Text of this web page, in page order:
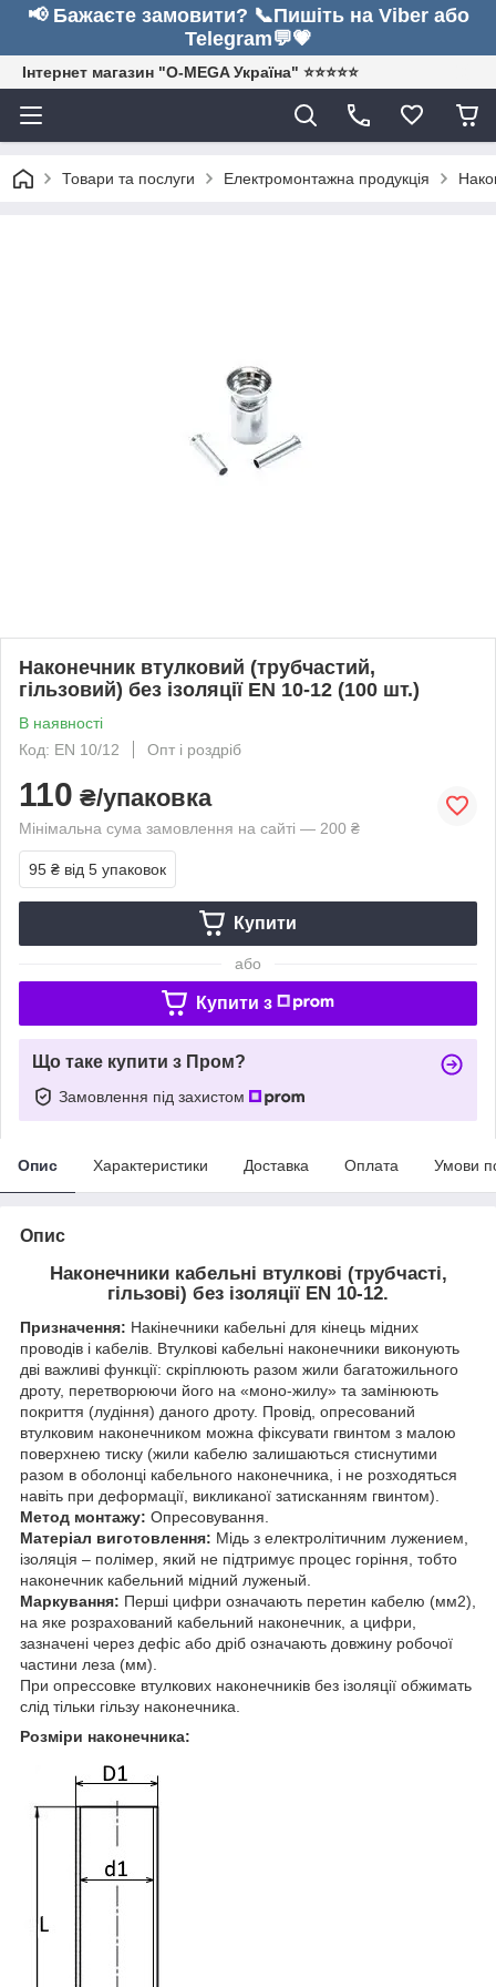
📢 Бажаєте замовити? 📞Пишіть на Viber або
Telegram💬💗
Інтернет магазин "O-MEGA Україна" ⭐⭐⭐⭐⭐
Товари та послуги Електромонтажна продукція
Наконечник втулковий (трубчастий,
гільзовий) без ізоляції EN 10-12 (100 шт.)
В наявності
Код: EN 10/12
Опт і роздріб
110 ₴/упаковка
Мінімальна сума замовлення на сайті — 200 ₴
95 ₴ від 5 упаковок
Купити
або
Купити з
Що таке купити з Пром?
Замовлення під захистом
Опис Характеристики Доставка Оплата Умови
Опис
Наконечники кабельні втулкові (трубчасті,
гільзові) без ізоляції EN 10-12.
Призначення: Накінечники кабельні для кінець мідних
проводів і кабелів. Втулкові кабельні наконечники виконують
дві важливі функції: скріплюють разом жили багатожильного
дроту, перетворюючи його на «моно-жилу» та замінюють
покриття (лудіння) даного дроту. Провід, опресований
втулковим наконечником можна фіксувати гвинтом з малою
поверхнею тиску (жили кабелю залишаються стиснутими
разом в оболонці кабельного наконечника, і не розходяться
навіть при деформації, викликаної затисканням гвинтом).
Метод монтажу: Опресовування.
Матеріал виготовлення: Мідь з електролітичним лужением,
ізоляція – полімер, який не підтримує процес горіння, тобто
наконечник кабельний мідний луженый.
Маркування: Перші цифри означають перетин кабелю (мм2),
на яке розрахований кабельний наконечник, а цифри,
зазначені через дефіс або дріб означають довжину робочої
частини леза (мм).
При опрессовке втулкових наконечників без ізоляції обжимать
слід тільки гільзу наконечника.
Розміри наконечника: